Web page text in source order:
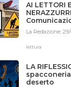
AI LETTORI
Iotifointer.it
La Redazione,
lettura
LA
deserto